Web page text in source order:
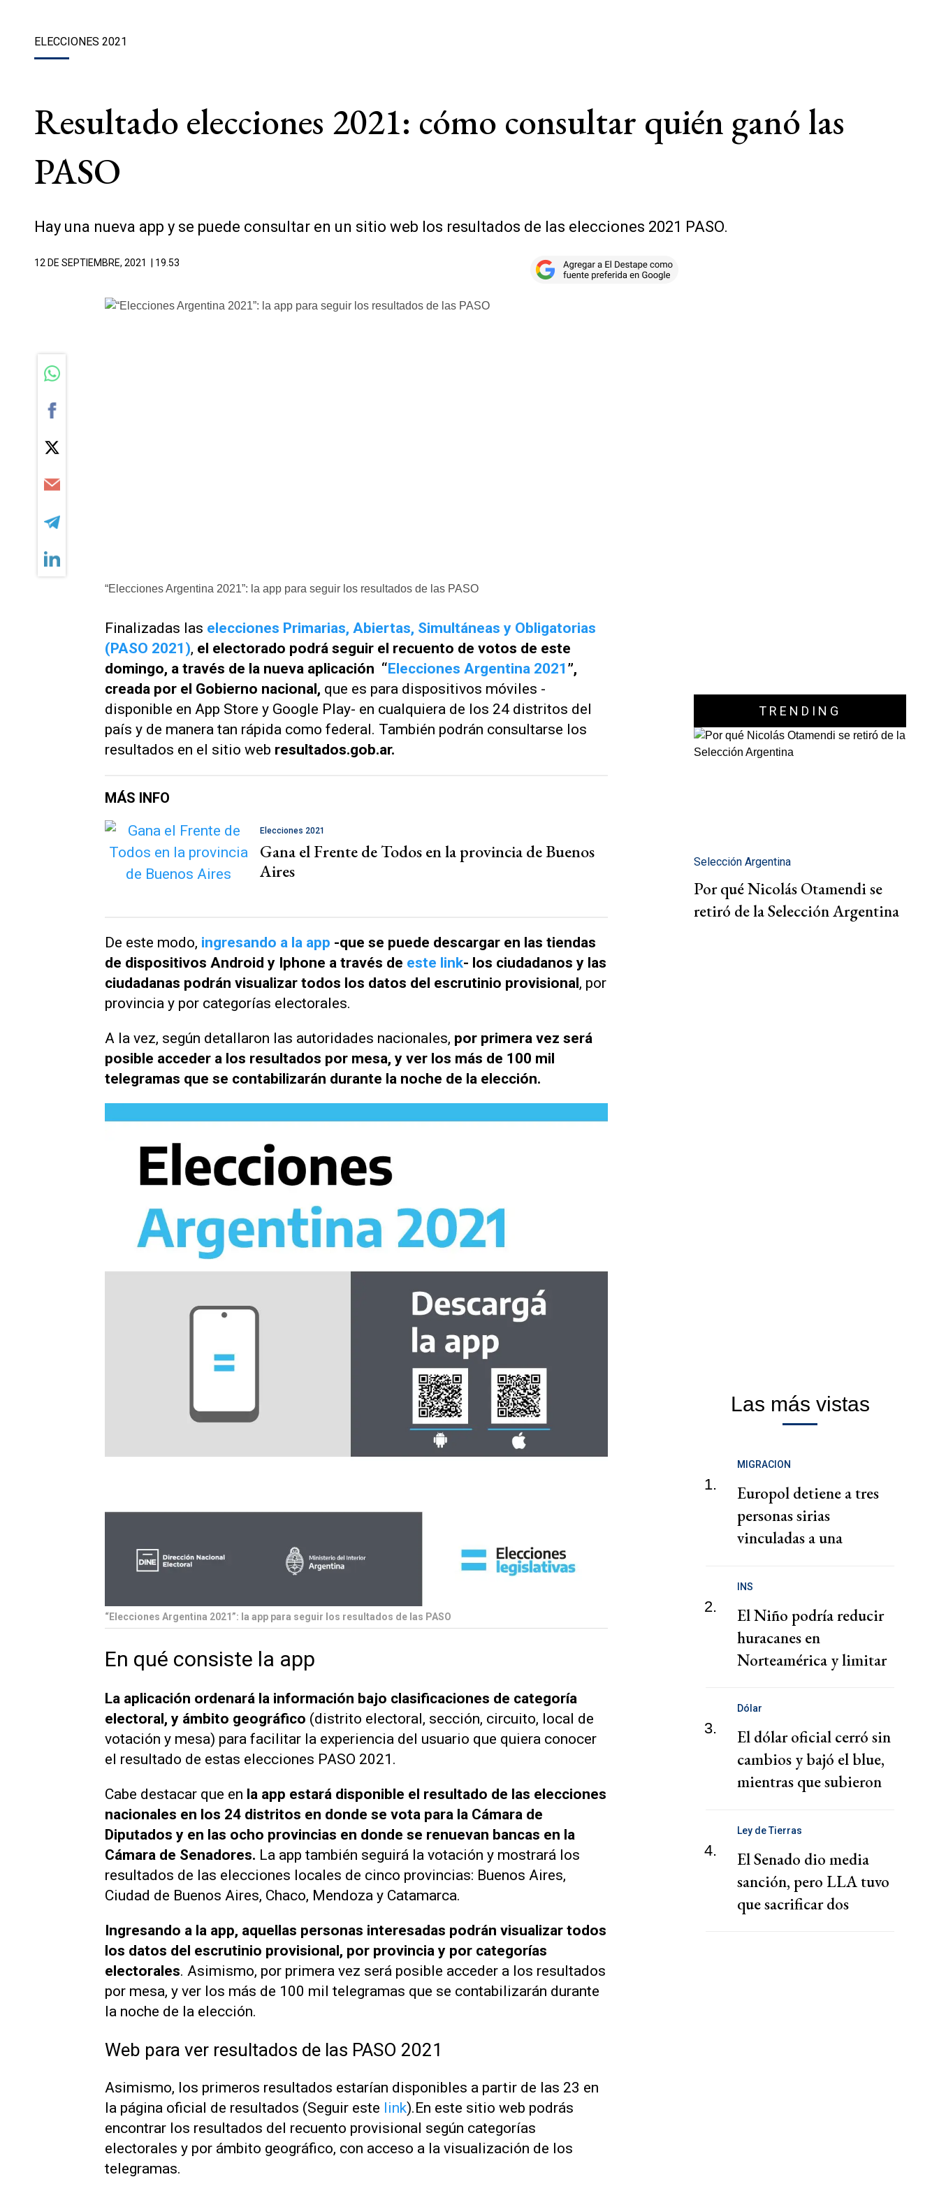
ELECCIONES 2021
Resultado elecciones 2021: cómo consultar quién ganó las
PASO
Hay una nueva app y se puede consultar en un sitio web los resultados de las elecciones 2021 PASO.
12 DE SEPTIEMBRE, 2021 | 19.53
“Elecciones Argentina 2021”: la app para seguir los resultados de las PASO
Finalizadas las elecciones Primarias, Abiertas, Simultáneas y Obligatorias
(PASO 2021), el electorado podrá seguir el recuento de votos de este
domingo, a través de la nueva aplicación “Elecciones Argentina 2021 ”,
creada por el Gobierno nacional, que es para dispositivos móviles -
disponible en App Store y Google Play- en cualquiera de los 24 distritos del
país y de manera tan rápida como federal. También podrán consultarse los
resultados en el sitio web resultados.gob.ar.
MÁS INFO
Elecciones 2021
Gana el Frente de Todos en la provincia de Buenos
Aires
De este modo, ingresando a la app -que se puede descargar en las tiendas
de dispositivos Android y Iphone a través de este link- los ciudadanos y las
ciudadanas podrán visualizar todos los datos del escrutinio provisional, por
provincia y por categorías electorales.
A la vez, según detallaron las autoridades nacionales, por primera vez será
posible acceder a los resultados por mesa, y ver los más de 100 mil
telegramas que se contabilizarán durante la noche de la elección.
“Elecciones Argentina 2021”: la app para seguir los resultados de las PASO
En qué consiste la app
La aplicación ordenará la información bajo clasificaciones de categoría
electoral, y ámbito geográfico (distrito electoral, sección, circuito, local de
votación y mesa) para facilitar la experiencia del usuario que quiera conocer
el resultado de estas elecciones PASO 2021.
Cabe destacar que en la app estará disponible el resultado de las elecciones
nacionales en los 24 distritos en donde se vota para la Cámara de
Diputados y en las ocho provincias en donde se renuevan bancas en la
Cámara de Senadores. La app también seguirá la votación y mostrará los
resultados de las elecciones locales de cinco provincias: Buenos Aires,
Ciudad de Buenos Aires, Chaco, Mendoza y Catamarca.
Ingresando a la app, aquellas personas interesadas podrán visualizar todos
los datos del escrutinio provisional, por provincia y por categorías
electorales. Asimismo, por primera vez será posible acceder a los resultados
por mesa, y ver los más de 100 mil telegramas que se contabilizarán durante
la noche de la elección.
Web para ver resultados de las PASO 2021
Asimismo, los primeros resultados estarían disponibles a partir de las 23 en
la página oficial de resultados (Seguir este link).En este sitio web podrás
encontrar los resultados del recuento provisional según categorías
electorales y por ámbito geográfico, con acceso a la visualización de los
telegramas.
TRENDING
Selección Argentina
Por qué Nicolás Otamendi se
retiró de la Selección Argentina
Las más vistas
1.
MIGRACION
Europol detiene a tres
personas sirias
vinculadas a una
de migrantes
2.
INS
El Niño podría reducir
huracanes en
Norteamérica y limitar
Zurich
3.
Dólar
El dólar oficial cerró sin
cambios y bajó el blue,
mientras que subieron
4.
Ley de Tierras
El Senado dio media
sanción, pero LLA tuvo
que sacrificar dos